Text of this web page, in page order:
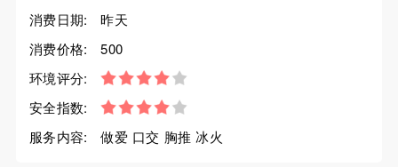
消费日期:
昨天
消费价格:
500
环境评分:
安全指数:
服务内容:
做爱 口交 胸推 冰火